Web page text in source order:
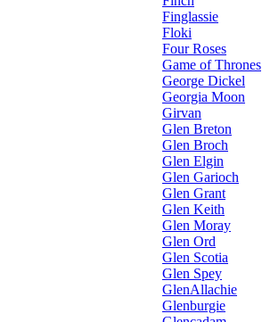
Finglassie
Floki
Four Roses
Game of Thrones
George Dickel
Georgia Moon
Girvan
Glen Breton
Glen Broch
Glen Elgin
Glen Garioch
Glen Grant
Glen Keith
Glen Moray
Glen Ord
Glen Scotia
Glen Spey
GlenAllachie
Glenburgie